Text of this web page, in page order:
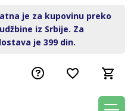
je za kupovinu preko
iz Srbije. Za
je 399 din.